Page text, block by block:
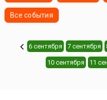
Все события
6 сентября 7 сентября
10 сентября 11